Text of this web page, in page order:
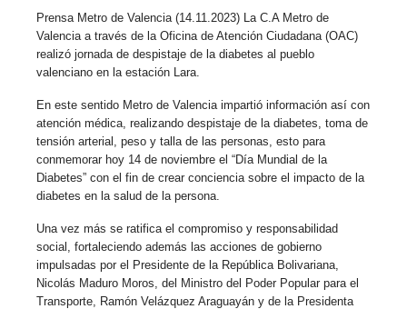
Prensa Metro de Valencia (14.11.2023) La C.A Metro de
Valencia a través de la Oficina de Atención Ciudadana (OAC)
realizó jornada de despistaje de la diabetes al pueblo
valenciano en la estación Lara.
En este sentido Metro de Valencia impartió información así con
atención médica, realizando despistaje de la diabetes, toma de
tensión arterial, peso y talla de las personas, esto para
conmemorar hoy 14 de noviembre el “Día Mundial de la
Diabetes” con el fin de crear conciencia sobre el impacto de la
diabetes en la salud de la persona.
Una vez más se ratifica el compromiso y responsabilidad
social, fortaleciendo además las acciones de gobierno
impulsadas por el Presidente de la República Bolivariana,
Nicolás Maduro Moros, del Ministro del Poder Popular para el
Transporte, Ramón Velázquez Araguayán y de la Presidenta